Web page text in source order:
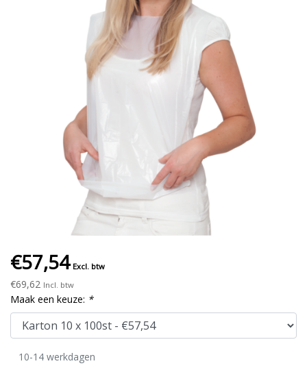
€57,54 Excl. btw
€69,62 Incl. btw
Maak een keuze: *
10-14 werkdagen